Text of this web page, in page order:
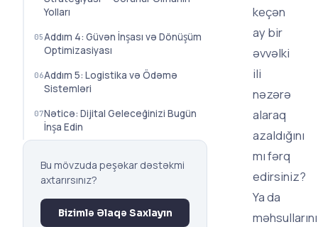
Yolları
Addım 4: Güvən İnşası və Dönüşüm
Optimizasiyası
Addım 5: Logistika və Ödəmə
Sistemləri
Nəticə: Dijital Geleceğinizi Bugün
İnşa Edin
Bu mövzuda peşəkar dəstəkmi
axtarırsınız?
Bizimlə Əlaqə Saxlayın
keçən
ay bir
əvvəlki
ili
nəzərə
alaraq
azaldığını
mı fərq
edirsiniz?
Ya da